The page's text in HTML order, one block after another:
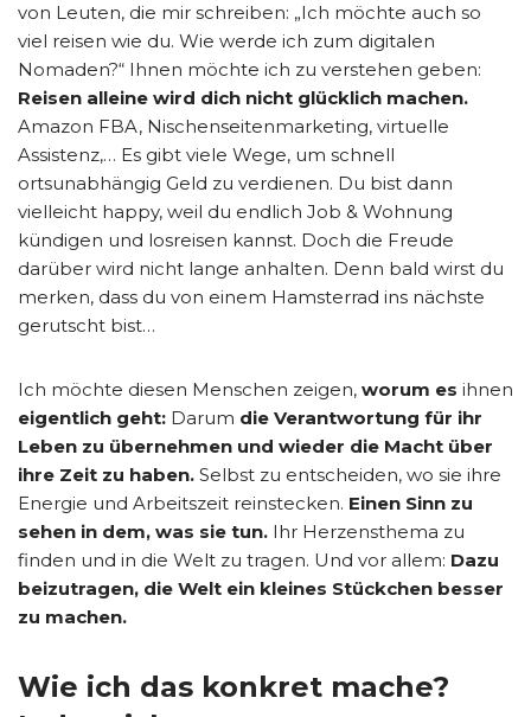
von Leuten, die mir schreiben: „Ich möchte auch so
viel reisen wie du. Wie werde ich zum digitalen
Nomaden?“ Ihnen möchte ich zu verstehen geben:
Reisen alleine wird dich nicht glücklich machen.
Amazon FBA, Nischenseitenmarketing, virtuelle
Assistenz,… Es gibt viele Wege, um schnell
ortsunabhängig Geld zu verdienen. Du bist dann
vielleicht happy, weil du endlich Job & Wohnung
kündigen und losreisen kannst. Doch die Freude
darüber wird nicht lange anhalten. Denn bald wirst du
merken, dass du von einem Hamsterrad ins nächste
gerutscht bist…
Ich möchte diesen Menschen zeigen, worum es ihnen
eigentlich geht: Darum die Verantwortung für ihr
Leben zu übernehmen und wieder die Macht über
ihre Zeit zu haben. Selbst zu entscheiden, wo sie ihre
Energie und Arbeitszeit reinstecken. Einen Sinn zu
sehen in dem, was sie tun. Ihr Herzensthema zu
finden und in die Welt zu tragen. Und vor allem: Dazu
beizutragen, die Welt ein kleines Stückchen besser
zu machen.
Wie ich das konkret mache?